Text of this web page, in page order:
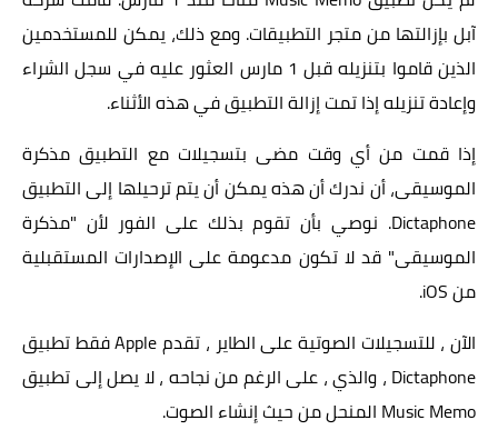
آبل بإزالتها من متجر التطبيقات. ومع ذلك، يمكن للمستخدمين
الذين قاموا بتنزيله قبل 1 مارس العثور عليه في سجل الشراء
وإعادة تنزيله إذا تمت إزالة التطبيق في هذه الأثناء.
إذا قمت من أي وقت مضى بتسجيلات مع التطبيق مذكرة
الموسيقى، أن ندرك أن هذه يمكن أن يتم ترحيلها إلى التطبيق
Dictaphone. نوصي بأن تقوم بذلك على الفور لأن "مذكرة
الموسيقى" قد لا تكون مدعومة على الإصدارات المستقبلية
من iOS.
الآن ، للتسجيلات الصوتية على الطاير ، تقدم Apple فقط تطبيق
Dictaphone ، والذي ، على الرغم من نجاحه ، لا يصل إلى تطبيق
Music Memo المنحل من حيث إنشاء الصوت.